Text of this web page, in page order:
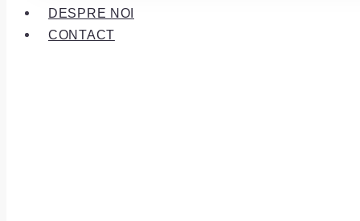
DESPRE NOI
CONTACT